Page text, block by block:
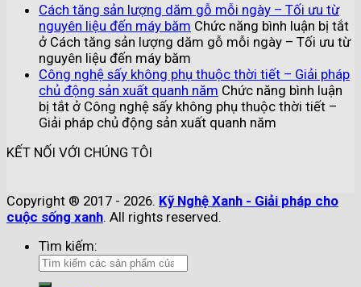
Cách tăng sản lượng dăm gỗ mỗi ngày – Tối ưu từ
nguyên liệu đến máy băm Chức năng bình luận bị tắt
ở Cách tăng sản lượng dăm gỗ mỗi ngày – Tối ưu từ
nguyên liệu đến máy băm
Công nghệ sấy không phụ thuộc thời tiết – Giải pháp
chủ động sản xuất quanh năm Chức năng bình luận
bị tắt ở Công nghệ sấy không phụ thuộc thời tiết –
Giải pháp chủ động sản xuất quanh năm
KẾT NỐI VỚI CHÚNG TÔI
Copyright ® 2017 - 2026. Kỹ Nghệ Xanh - Giải pháp cho
cuộc sống xanh. All rights reserved.
Tìm kiếm: